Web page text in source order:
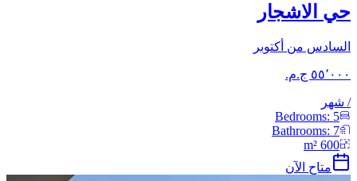
حي الاشجار
السادس من أكتوبر
/ شهر
Bedrooms: 5
Bathrooms: 7
600
متاح الآن